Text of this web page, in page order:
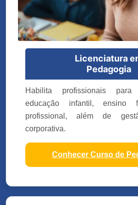
Licenciatura
Pedagogia
Habilita profissionais
educação infantil, ensino
profissional, além de
corporativa.
Conhecer Curso de